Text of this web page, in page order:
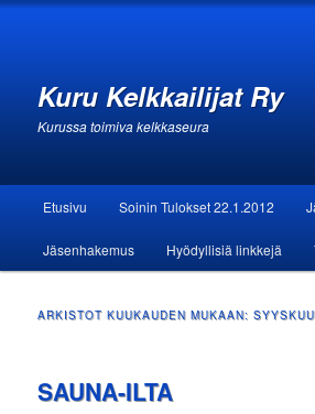
Kuru Kelkkailijat Ry
Kurussa toimiva kelkkaseura
Siirry sisältöön
Siirry toissijaiseen sisältöön
Etusivu Soinin Tulokset 22.1.2012
Jäsenhakemus Hyödyllisiä linkkejä
ARKISTOT KUUKAUDEN MUKAAN:
SAUNA-ILTA